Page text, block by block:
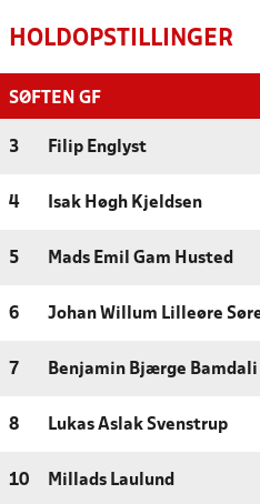
HOLDOPSTILLINGER
SØFTEN GF
3 Filip Englyst
4 Isak Høgh Kjeldsen
5 Mads Emil Gam Husted
6 Johan Willum Lilleøre
7 Benjamin Bjærge Bamdali
8 Lukas Aslak Svenstrup
10 Millads Laulund